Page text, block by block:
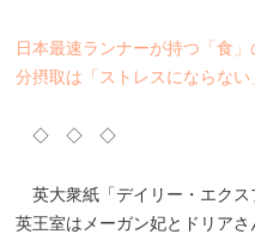
日本最速ランナーが持つ「食
分摂取は「ストレスにならな
◇ ◇ ◇
英大衆紙「デイリー・エクス
英王室はメーガン妃とドリア